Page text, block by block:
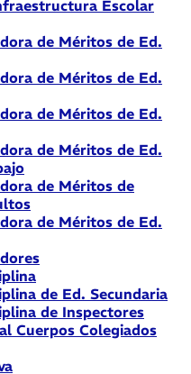
Escolar
de Méritos de Ed.
de Méritos de Ed.
de Méritos de Ed.
de Méritos de Ed.
de Méritos de
de Méritos de Ed.
de Ed. Secundaria
de Inspectores
Cuerpos Colegiados